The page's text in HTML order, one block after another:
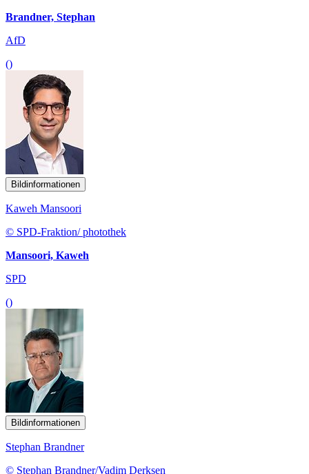
Brandner, Stephan
AfD
()
Bildinformationen
Kaweh Mansoori
© SPD-Fraktion/ photothek
Mansoori, Kaweh
SPD
()
Bildinformationen
Stephan Brandner
© Stephan Brandner/Vadim Derksen